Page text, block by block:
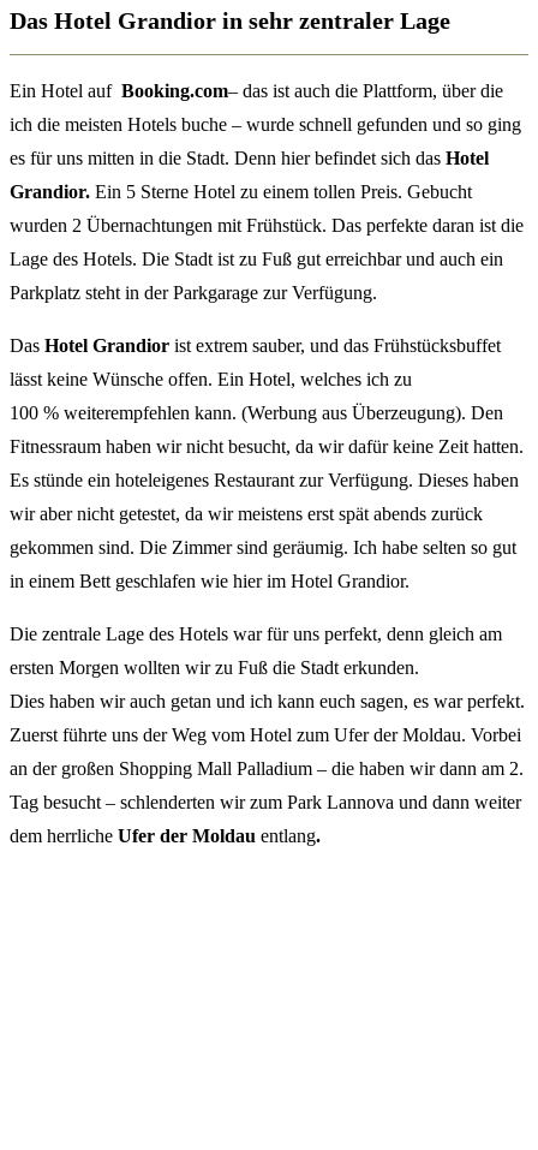
Das Hotel Grandior in sehr zentraler Lage
Ein Hotel auf Booking.com– das ist auch die Plattform, über die
ich die meisten Hotels buche – wurde schnell gefunden und so ging
es für uns mitten in die Stadt. Denn hier befindet sich das Hotel
Grandior. Ein 5 Sterne Hotel zu einem tollen Preis. Gebucht
wurden 2 Übernachtungen mit Frühstück. Das perfekte daran ist die
Lage des Hotels. Die Stadt ist zu Fuß gut erreichbar und auch ein
Parkplatz steht in der Parkgarage zur Verfügung.
Das Hotel Grandior ist extrem sauber, und das Frühstücksbuffet
lässt keine Wünsche offen. Ein Hotel, welches ich zu
100 % weiterempfehlen kann. (Werbung aus Überzeugung). Den
Fitnessraum haben wir nicht besucht, da wir dafür keine Zeit hatten.
Es stünde ein hoteleigenes Restaurant zur Verfügung. Dieses haben
wir aber nicht getestet, da wir meistens erst spät abends zurück
gekommen sind. Die Zimmer sind geräumig. Ich habe selten so gut
in einem Bett geschlafen wie hier im Hotel Grandior.
Die zentrale Lage des Hotels war für uns perfekt, denn gleich am
ersten Morgen wollten wir zu Fuß die Stadt erkunden.
Dies haben wir auch getan und ich kann euch sagen, es war perfekt.
Zuerst führte uns der Weg vom Hotel zum Ufer der Moldau. Vorbei
an der großen Shopping Mall Palladium – die haben wir dann am 2.
Tag besucht – schlenderten wir zum Park Lannova und dann weiter
dem herrliche Ufer der Moldau entlang.